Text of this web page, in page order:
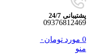
پشتیبانی 24/7
09376812469
0 مورد تومان ۰
منو